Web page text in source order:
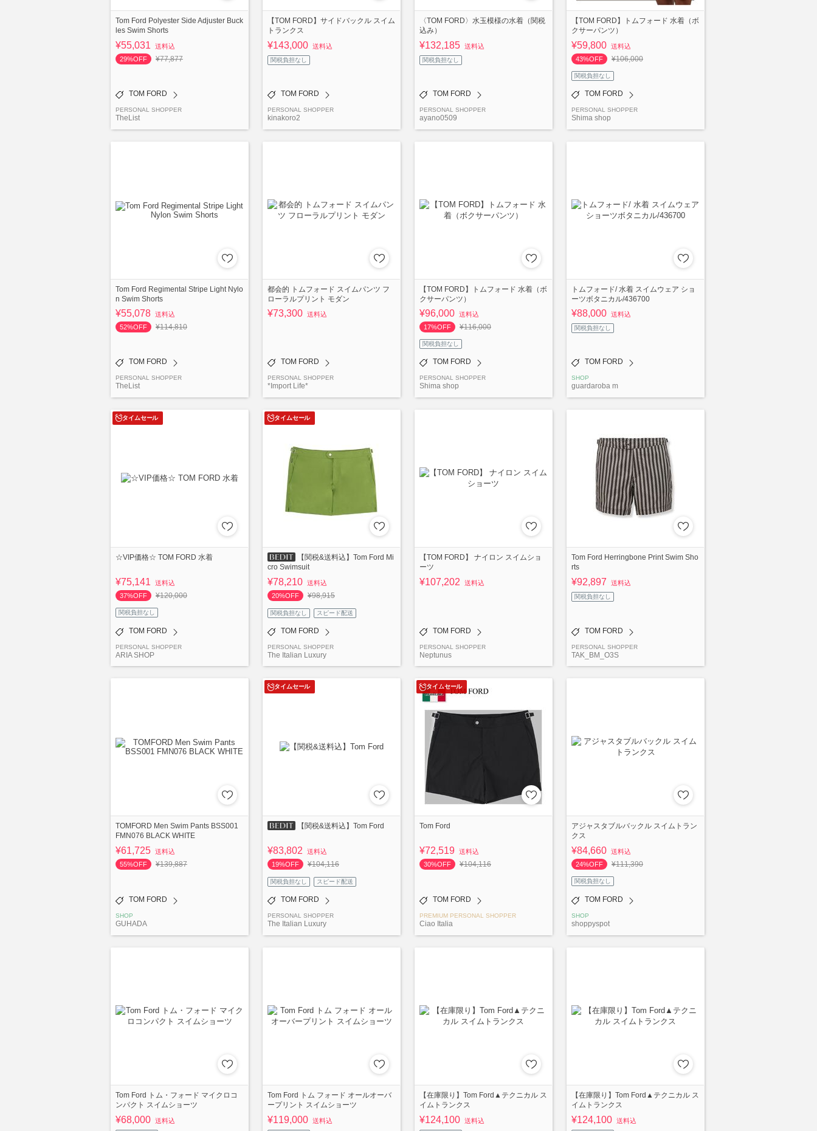
Tom Ford Polyester Side Adjuster Buck
les Swim Shorts
¥55,031
送料込
29%OFF
¥77,877
TOM FORD
PERSONAL SHOPPER
TheList
【TOM FORD】サイドバックル スイム
トランクス
¥143,000 送料込
関税負担なし
TOM FORD
PERSONAL SHOPPER
kinakoro2
〈TOM FORD〉水玉模様の水着（関税
込み）
¥132,185 送料込
関税負担なし
TOM FORD
PERSONAL SHOPPER
ayano0509
【TOM FORD】トムフォード 水着（ボ
クサーパンツ）
¥59,800 送料込
43%OFF
¥106,000
関税負担なし
TOM FORD
PERSONAL SHOPPER
Shima shop
Tom Ford Regimental Stripe Light Nylo
n Swim Shorts
¥55,078 送料込
52%OFF
¥114,810
TOM FORD
PERSONAL SHOPPER
TheList
都会的 トムフォード スイムパンツ フ
ローラルプリント モダン
¥73,300 送料込
TOM FORD
PERSONAL SHOPPER
*Import Life*
【TOM FORD】トムフォード 水着（ボ
クサーパンツ）
¥96,000 送料込
17%OFF
¥116,000
関税負担なし
TOM FORD
PERSONAL SHOPPER
Shima shop
トムフォード/ 水着 スイムウェア ショ
ーツボタニカル/436700
¥88,000 送料込
関税負担なし
TOM FORD
SHOP
guardaroba m
タイムセール
☆VIP価格☆ TOM FORD 水着
¥75,141
送料込
37%OFF
¥120,000
関税負担なし
TOM FORD
PERSONAL SHOPPER
ARIA SHOP
タイムセール
【関税&送料込】Tom Ford Mi
cro Swimsuit
¥78,210 送料込
20%OFF
¥98,915
関税負担なし スピード配送
TOM FORD
PERSONAL SHOPPER
The Italian Luxury
【TOM FORD】 ナイロン スイムショ
ーツ
¥107,202 送料込
TOM FORD
PERSONAL SHOPPER
Neptunus
Tom Ford Herringbone Print Swim Sho
rts
¥92,897 送料込
関税負担なし
TOM FORD
PERSONAL SHOPPER
TAK_BM_O3S
TOMFORD Men Swim Pants BSS001
FMN076 BLACK WHITE
¥61,725 送料込
55%OFF
¥139,887
TOM FORD
SHOP
GUHADA
タイムセール
【関税&送料込】Tom Ford
¥83,802
送料込
19%OFF
¥104,116
関税負担なし スピード配送
TOM FORD
PERSONAL SHOPPER
The Italian Luxury
タイムセール
Tom Ford
¥72,519 送料込
30%OFF
¥104,116
TOM FORD
PREMIUM PERSONAL SHOPPER
Ciao Italia
アジャスタブルバックル スイムトラン
クス
¥84,660 送料込
24%OFF
¥111,390
関税負担なし
TOM FORD
SHOP
shoppyspot
Tom Ford トム・フォード マイクロコ
ンパクト スイムショーツ
¥68,000 送料込
Tom Ford トム フォード オールオーバ
ープリント スイムショーツ
¥119,000 送料込
【在庫限り】Tom Ford▲テクニカル ス
イムトランクス
¥124,100 送料込
【在庫限り】Tom Ford▲テクニカル ス
イムトランクス
¥124,100 送料込